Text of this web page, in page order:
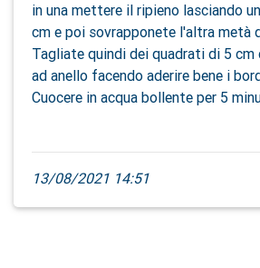
in una mettere il ripieno lasciando
cm e poi sovrapponete l'altra metà
Tagliate quindi dei quadrati di 5 cm
ad anello facendo aderire bene i
Cuocere in acqua bollente per 5
13/08/2021 14:51